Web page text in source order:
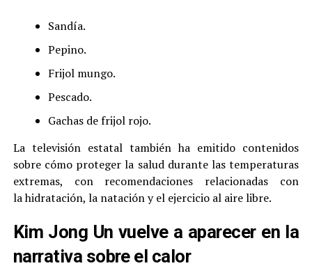
Sandía.
Pepino.
Frijol mungo.
Pescado.
Gachas de frijol rojo.
La televisión estatal también ha emitido contenidos
sobre cómo proteger la salud durante las temperaturas
extremas, con recomendaciones relacionadas con
la hidratación, la natación y el ejercicio al aire libre.
Kim Jong Un vuelve a aparecer en la
narrativa sobre el calor